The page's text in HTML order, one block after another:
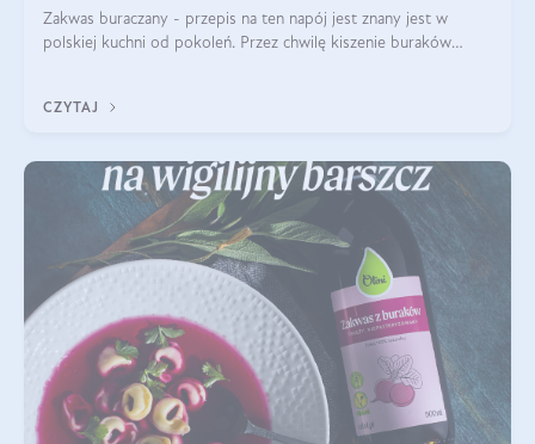
Zakwas buraczany - przepis na ten napój jest znany jest w
polskiej kuchni od pokoleń. Przez chwilę kiszenie buraków
CZYTAJ